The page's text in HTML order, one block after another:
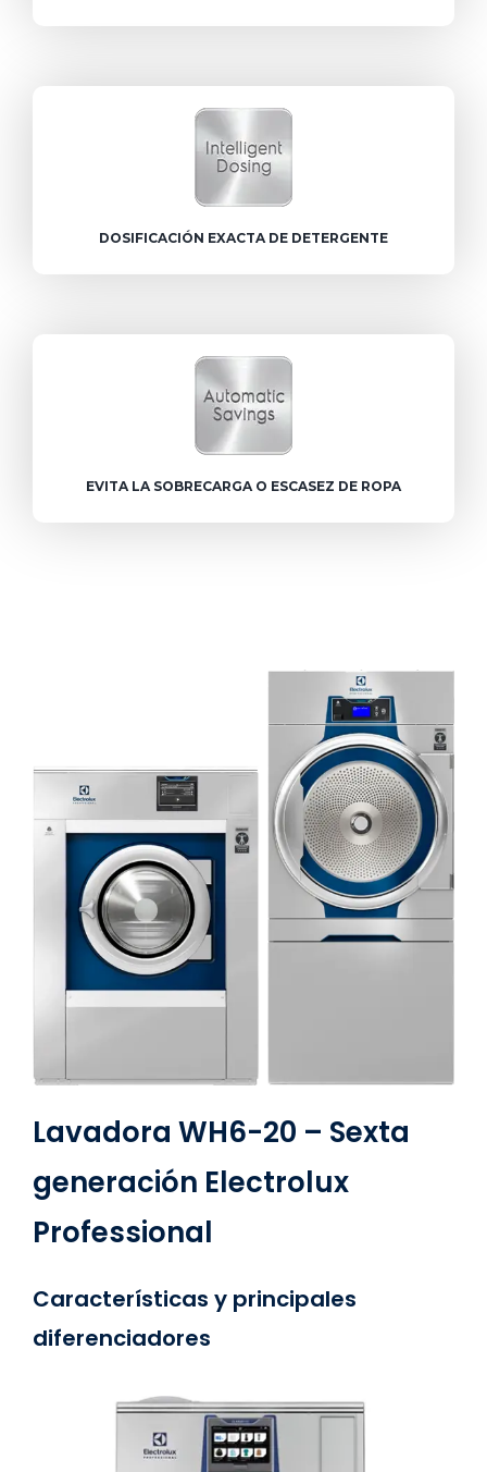
DOSIFICACIÓN EXACTA DE DETERGENTE
EVITA LA SOBRECARGA O ESCASEZ DE ROPA
Lavadora WH6-20 – Sexta
generación Electrolux
Professional
Características y principales
diferenciadores